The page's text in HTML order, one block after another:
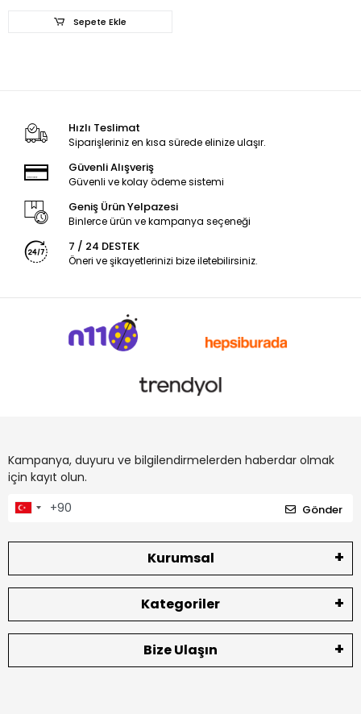
Sepete Ekle
Hızlı Teslimat
Siparişleriniz en kısa sürede elinize ulaşır.
Güvenli Alışveriş
Güvenli ve kolay ödeme sistemi
Geniş Ürün Yelpazesi
Binlerce ürün ve kampanya seçeneği
7 / 24 DESTEK
Öneri ve şikayetlerinizi bize iletebilirsiniz.
Kampanya, duyuru ve bilgilendirmelerden haberdar olmak
için kayıt olun.
Gönder
Kurumsal
Kategoriler
Bize Ulaşın